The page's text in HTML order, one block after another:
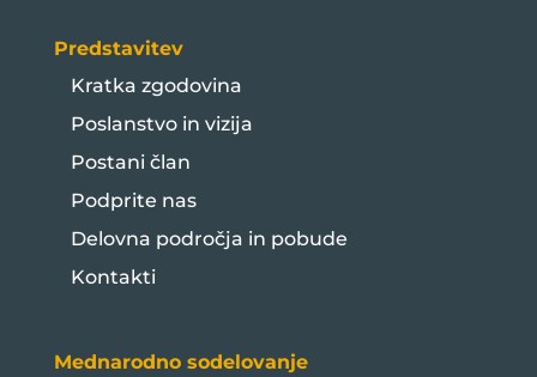
Predstavitev
Kratka zgodovina
Poslanstvo in vizija
Postani član
Podprite nas
Delovna področja in pobude
Kontakti
Mednarodno sodelovanje